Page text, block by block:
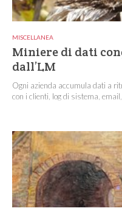
MISCELLANEA
Miniere di dati
dall’LM
Ogni azienda accumula dati a
con i clienti, log di sistema, email,